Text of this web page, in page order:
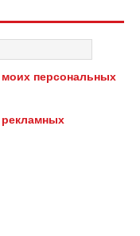
моих персональных
рекламных